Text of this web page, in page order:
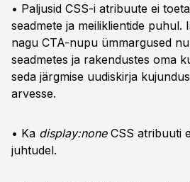
• Paljusid CSS-i atribuute ei
seadmete ja meiliklientide puhul.
nagu CTA-nupu ümmargused
seadmetes ja rakendustes oma
seda järgmise uudiskirja
arvesse.
• Ka display:noneCSS atribuuti
juhtudel.